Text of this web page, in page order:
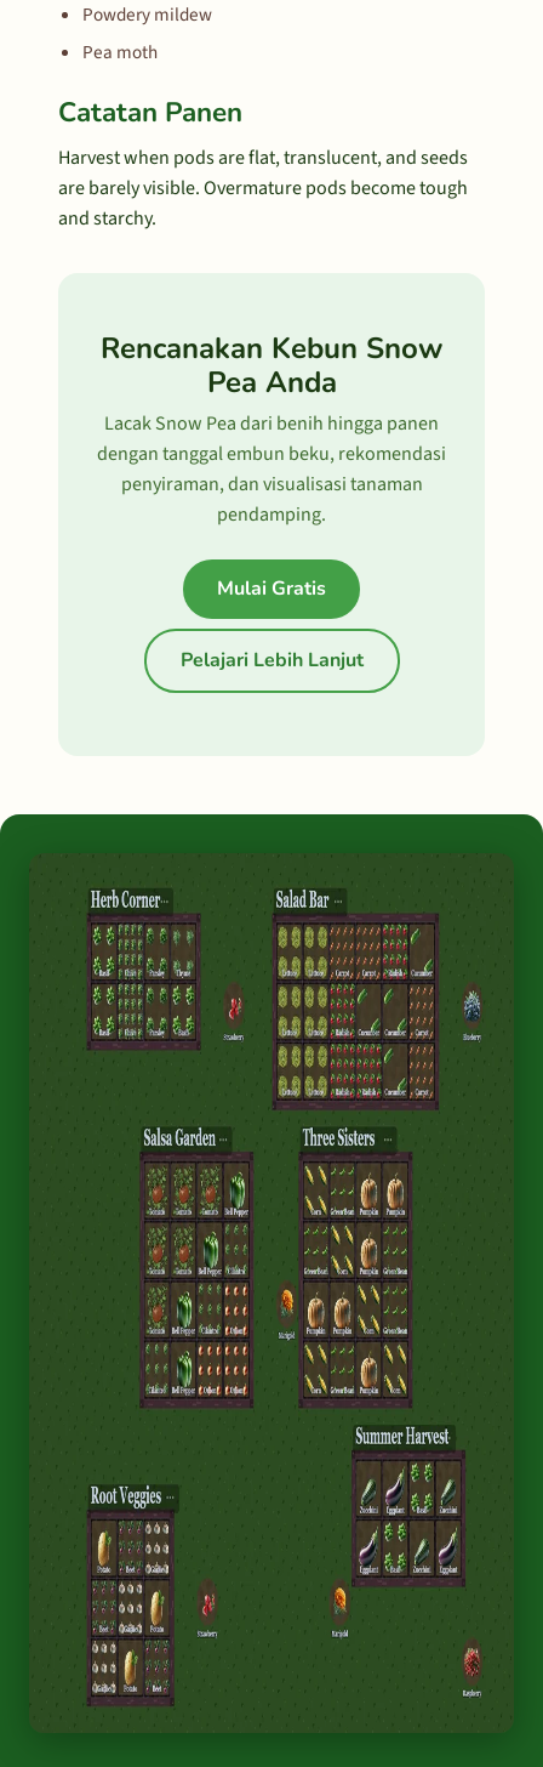
Powdery mildew
Pea moth
Catatan Panen
Harvest when pods are flat, translucent, and seeds
are barely visible. Overmature pods become tough
and starchy.
Rencanakan Kebun Snow
Pea Anda
Lacak Snow Pea dari benih hingga panen
dengan tanggal embun beku, rekomendasi
penyiraman, dan visualisasi tanaman
pendamping.
Mulai Gratis
Pelajari Lebih Lanjut